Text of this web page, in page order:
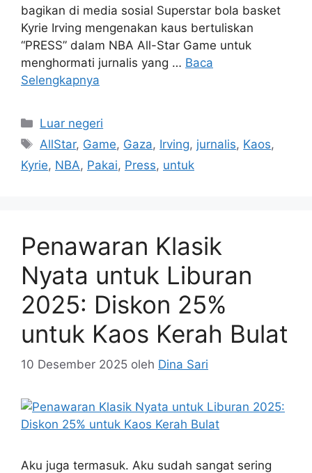
bagikan di media sosial Superstar bola basket
Kyrie Irving mengenakan kaus bertuliskan
“PRESS” dalam NBA All-Star Game untuk
menghormati jurnalis yang … Baca
Selengkapnya
Kategori
Luar negeri
Tag
AllStar, Game, Gaza, Irving, jurnalis, Kaos,
Kyrie, NBA, Pakai, Press, untuk
Penawaran Klasik
Nyata untuk Liburan
2025: Diskon 25%
untuk Kaos Kerah Bulat
10 Desember 2025 oleh Dina Sari
Aku juga termasuk. Aku sudah sangat sering